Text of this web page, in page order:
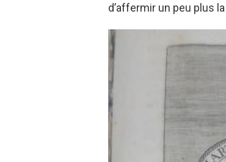
d’affermir un peu plus la